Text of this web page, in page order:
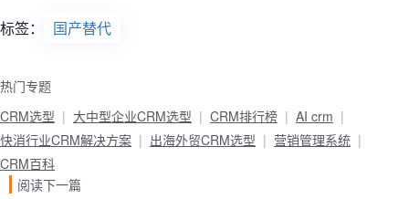
标签： 国产替代
热门专题
CRM选型
大中型企业CRM选型 CRM排行榜
AI crm
快消行业CRM解决方案
出海外贸CRM选型
营销管理系统
CRM百科
阅读下一篇